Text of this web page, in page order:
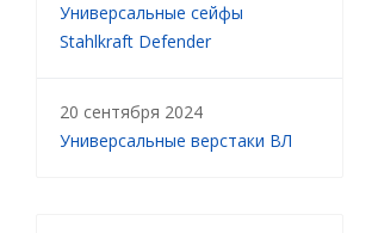
Универсальные сейфы
Stahlkraft Defender
20 сентября 2024
Универсальные верстаки ВЛ